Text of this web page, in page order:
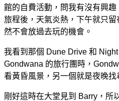
館的自費活動，問我有沒有興
旅程後，天氣炎熱，下午就只
然不會放過去玩的機會。
我看到那個 Dune Drive 和
Gondwana 的旅行團時，
看黃昏風景，另一個就是夜晚找
剛好這時在大堂見到 Barry，所